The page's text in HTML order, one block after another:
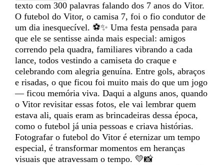
texto com 300 palavras falando dos 7 anos do Vitor.
O futebol do Vitor, o camisa 7, foi o fio condutor de
um dia inesquecível. ⚽✨ Uma festa pensada para
que ele se sentisse ainda mais especial: amigos
correndo pela quadra, familiares vibrando a cada
lance, todos vestindo a camiseta do craque e
celebrando com alegria genuína. Entre gols, abraços
e risadas, o que ficou foi muito mais do que um jogo
— ficou memória viva. Daqui a alguns anos, quando
o Vitor revisitar essas fotos, ele vai lembrar quem
estava ali, quais eram as brincadeiras dessa época,
como o futebol já unia pessoas e criava histórias.
Fotografar o futebol do Vitor é eternizar um tempo
especial, é transformar momentos em heranças
visuais que atravessam o tempo. 💛📸